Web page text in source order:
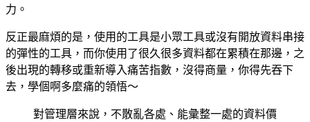
力。
反正最麻煩的是，使用的工具是小眾工具或沒有開放資料串接
的彈性的工具，而你使用了很久很多資料都在累積在那邊，之
後出現的轉移或重新導入痛苦指數，沒得商量，你得先吞下
去，學個啊多麼痛的領悟～
對管理層來說，不散亂各處、能彙整一處的資料價